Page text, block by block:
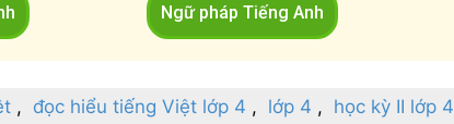
Ngữ pháp Tiếng Anh
đọc hiểu tiếng Việt lớp 4 lớp 4 học kỳ II lớp 4